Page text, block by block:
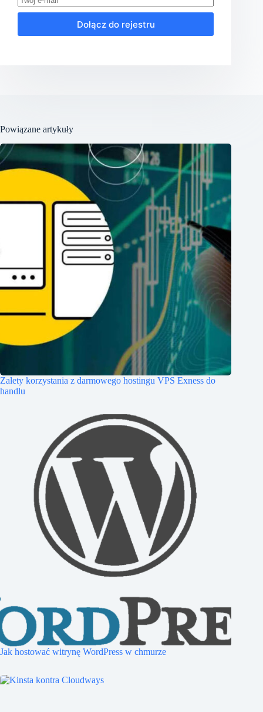
Dołącz do rejestru
Powiązane artykuły
Zalety korzystania z darmowego hostingu VPS Exness do
handlu
Jak hostować witrynę WordPress w chmurze